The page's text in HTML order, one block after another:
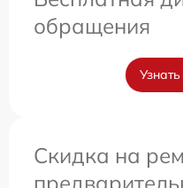
обращения
Скидка на